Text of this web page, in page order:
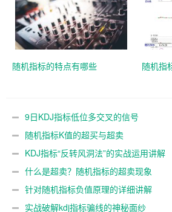
随机指标的特点有哪些 随机指
9日KDJ指标低位多交叉的信号
随机指标K值的超买与超卖
KDJ指标“反转风洞法”的实战运用讲解
什么是超卖？随机指标的超卖现象
针对随机指标负值原理的详细讲解
实战破解kdj指标骗线的神秘面纱